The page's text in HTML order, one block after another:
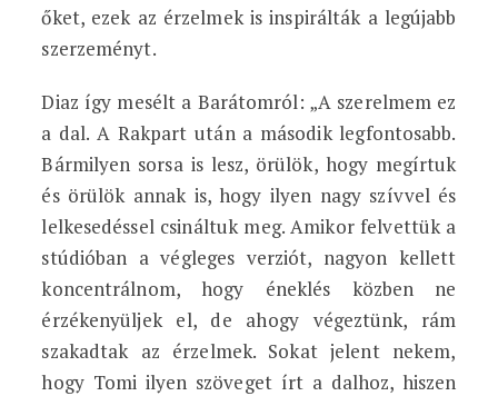
őket, ezek az érzelmek is inspirálták a legújabb
szerzeményt.
Diaz így mesélt a Barátomról: „A szerelmem ez
a dal. A Rakpart után a második legfontosabb.
Bármilyen sorsa is lesz, örülök, hogy megírtuk
és örülök annak is, hogy ilyen nagy szívvel és
lelkesedéssel csináltuk meg. Amikor felvettük a
stúdióban a végleges verziót, nagyon kellett
koncentrálnom, hogy éneklés közben ne
érzékenyüljek el, de ahogy végeztünk, rám
szakadtak az érzelmek. Sokat jelent nekem,
hogy Tomi ilyen szöveget írt a dalhoz, hiszen